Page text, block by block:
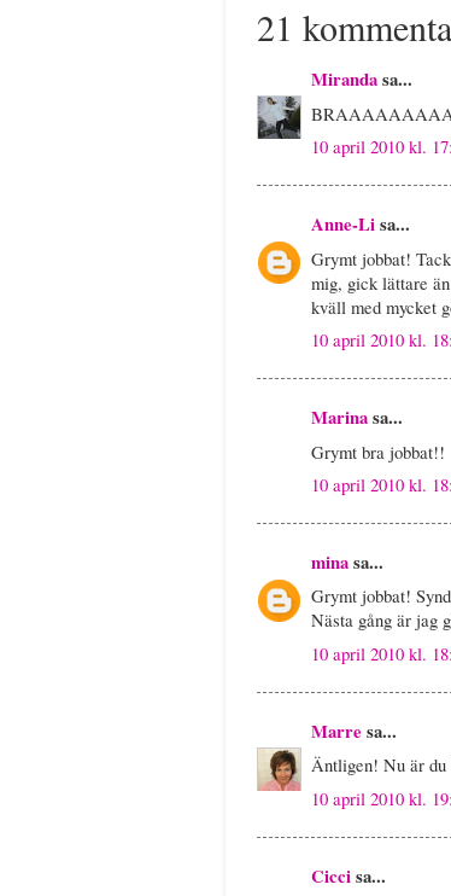
21
Mirandasa...
10 april 2010 kl.
Anne-Lisa...
Grymt jobbat!
mig, gick lättare
kväll med mycket
10 april 2010 kl.
Marinasa...
Grymt bra jobbat!!
10 april 2010 kl.
minasa...
Grymt jobbat!
Nästa gång är jag
10 april 2010 kl.
Marre sa...
Äntligen! Nu är
10 april 2010 kl.
Ciccisa...